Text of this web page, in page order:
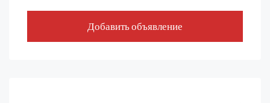
Добавить объявление